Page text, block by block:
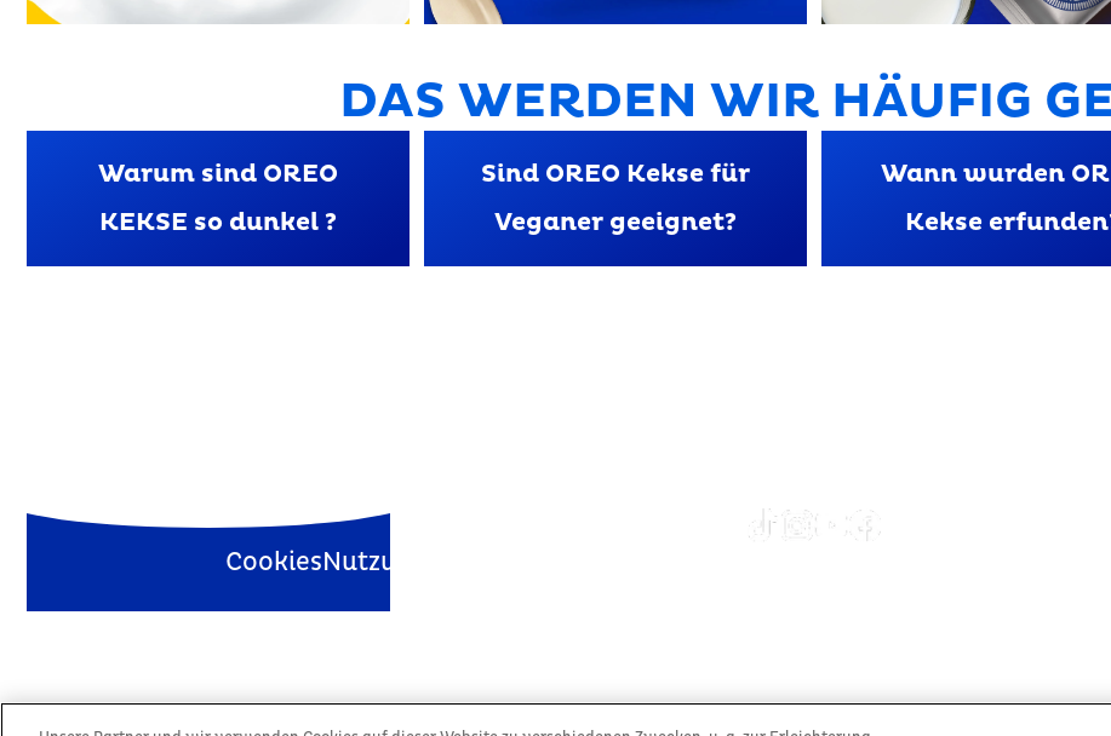
DAS WERDEN WIR HÄUFIG
Warum sind OREO
KEKSE so dunkel ?
Sind OREO Kekse für
Veganer geeignet?
Wann wurden
Kekse
CookiesNutzungsbedingungen